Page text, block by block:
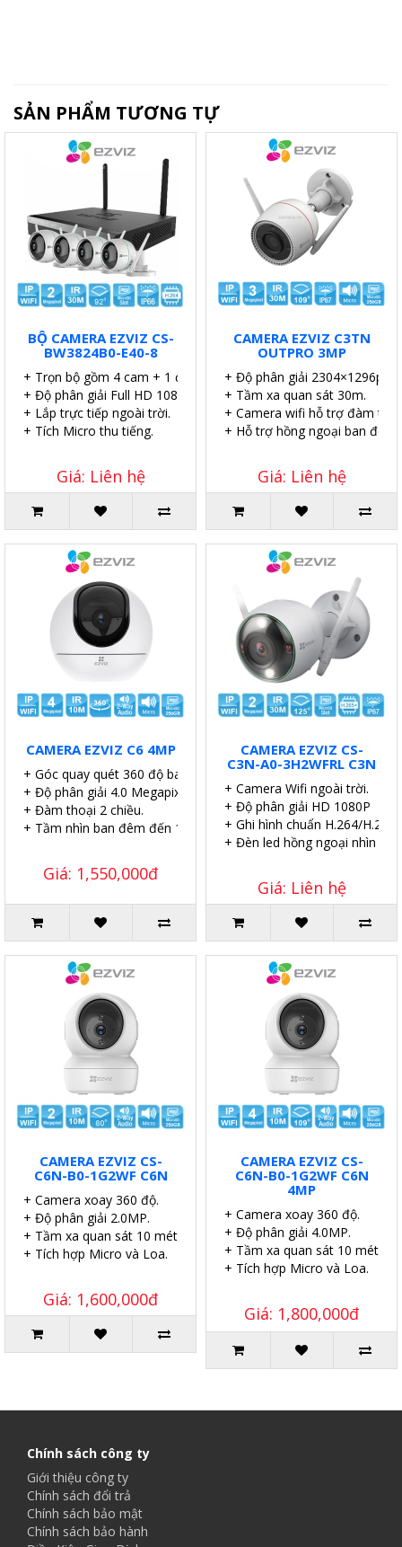
SẢN PHẨM TƯƠNG TỰ
BỘ CAMERA EZVIZ CS-
BW3824B0-E40-8
+ Trọn bộ gồm 4 cam + 1 đầu ghi.
+ Độ phân giải Full HD 1080P.
+ Lắp trực tiếp ngoài trời.
+ Tích Micro thu tiếng.
Giá: Liên hệ
CAMERA EZVIZ C3TN
OUTPRO 3MP
+ Độ phân giải 2304×1296p.
+ Tầm xa quan sát 30m.
+ Camera wifi hỗ trợ đàm
+ Hỗ trợ hồng ngoại ban đêm
Giá: Liên hệ
CAMERA EZVIZ C6 4MP
+ Góc quay quét 360 độ bao phủ không gian.
+ Độ phân giải 4.0 Megapixel sắc nét.
+ Đàm thoại 2 chiều.
+ Tầm nhìn ban đêm đến 10m.
Giá: 1,550,000đ
CAMERA EZVIZ CS-
C3N-A0-3H2WFRL C3N
+ Camera Wifi ngoài trời.
+ Độ phân giải HD 1080P
+ Ghi hình chuẩn H.264/H.265.
+ Đèn led hồng ngoại nhìn xa
Giá: Liên hệ
CAMERA EZVIZ CS-
C6N-B0-1G2WF C6N
+ Camera xoay 360 độ.
+ Độ phân giải 2.0MP.
+ Tầm xa quan sát 10 mét.
+ Tích hợp Micro và Loa.
Giá: 1,600,000đ
CAMERA EZVIZ CS-
C6N-B0-1G2WF C6N
4MP
+ Camera xoay 360 độ.
+ Độ phân giải 4.0MP.
+ Tầm xa quan sát 10 mét.
+ Tích hợp Micro và Loa.
Giá: 1,800,000đ
Chính sách công ty
Giới thiệu công ty
Chính sách đổi trả
Chính sách bảo mật
Chính sách bảo hành